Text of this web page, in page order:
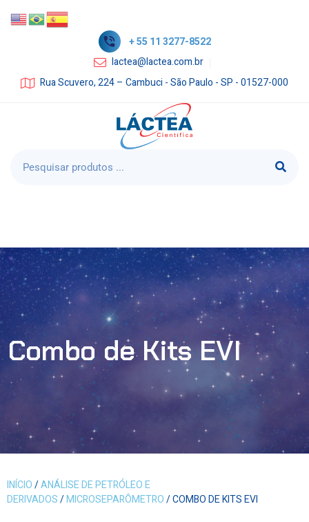
+ 55 11 3277-8522
lactea@lactea.com.br
Rua Scuvero, 224 – Cambuci - São Paulo - SP - 01527-000
Combo de Kits EVI
INÍCIO/ANÁLISE DE PETRÓLEO E
DERIVADOS/MICROSEPARÔMETRO/ COMBO DE KITS EVI